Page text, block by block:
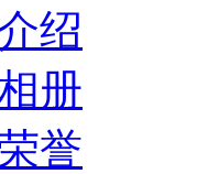
绍
册
誉